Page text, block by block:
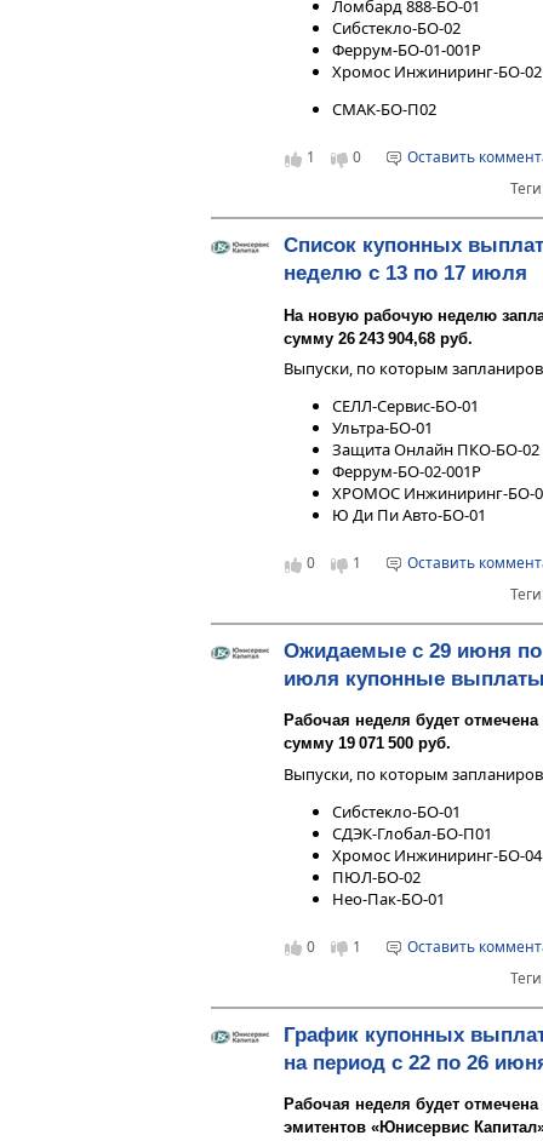
Ломбард 888-БО-01
Сибстекло-БО-02
Феррум-БО-01-001P
Хромос Инжиниринг-БО-02
СМАК-БО-П02
1 0
Оставить
Список купонных
неделю с 13 по 17 июля
На новую рабочую неделю
сумму 26 243 904,68 руб.
Выпуски, по которым
СЕЛЛ-Сервис-БО-01
Ультра-БО-01
Защита Онлайн ПКО-БО-02
Феррум-БО-02-001P
ХРОМОС Инжиниринг-БО-
Ю Ди Пи Авто-БО-01
0 1
Оставить
Ожидаемые с 29 июня
июля купонные
Рабочая неделя будет
сумму 19 071 500 руб.
Выпуски, по которым
Сибстекло-БО-01
СДЭК-Глобал-БО-П01
Хромос Инжиниринг-БО-04
ПЮЛ-БО-02
Нео-Пак-БО-01
0 1
Оставить
График купонных
на период с 22 по 26
Рабочая неделя будет
эмитентов «Юнисервис